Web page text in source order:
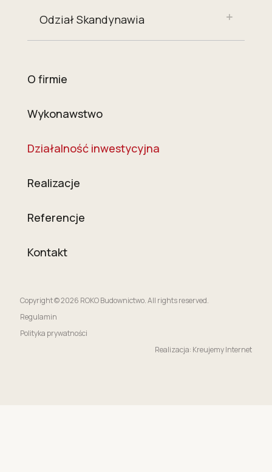
Odział Skandynawia
O firmie
Wykonawstwo
Działalność inwestycyjna
Realizacje
Referencje
Kontakt
Copyright © 2026 ROKO Budownictwo. All rights reserved.
Regulamin
Polityka prywatności
Realizacja: Kreujemy Internet